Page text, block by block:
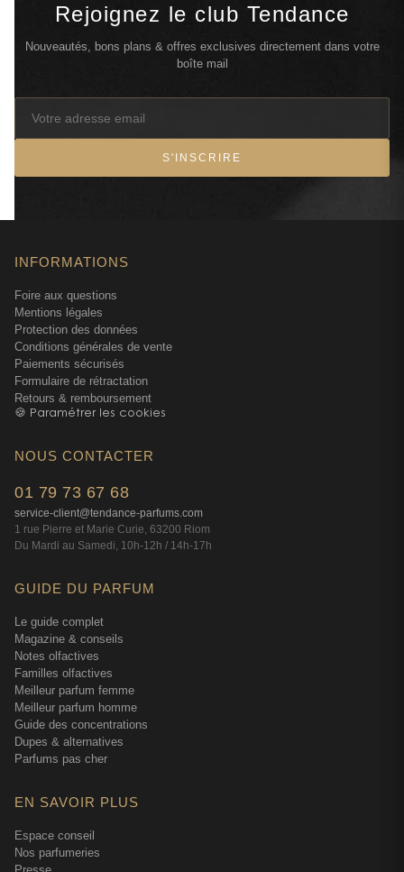
Rejoignez le club Tendance
Nouveautés, bons plans & offres exclusives directement dans votre
boîte mail
S'INSCRIRE
INFORMATIONS
Foire aux questions
Mentions légales
Protection des données
Conditions générales de vente
Paiements sécurisés
Formulaire de rétractation
Retours & remboursement
🍪 Paramétrer les cookies
NOUS CONTACTER
01 79 73 67 68
service-client@tendance-parfums.com
1 rue Pierre et Marie Curie, 63200 Riom
Du Mardi au Samedi, 10h-12h / 14h-17h
GUIDE DU PARFUM
Le guide complet
Magazine & conseils
Notes olfactives
Familles olfactives
Meilleur parfum femme
Meilleur parfum homme
Guide des concentrations
Dupes & alternatives
Parfums pas cher
EN SAVOIR PLUS
Espace conseil
Nos parfumeries